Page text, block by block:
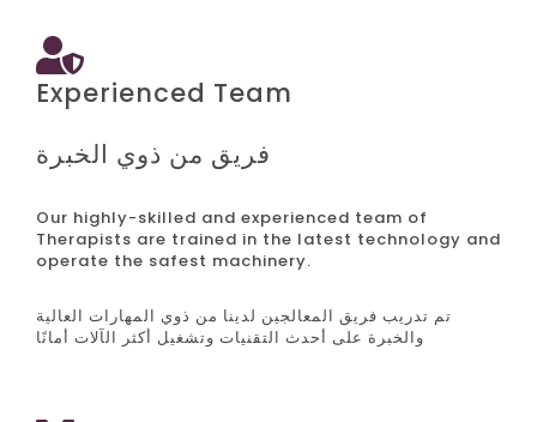
Experienced Team
فريق من ذوي الخبرة
Our highly-skilled and experienced team of
Therapists are trained in the latest technology and
operate the safest machinery.
تم تدريب فريق المعالجين لدينا من ذوي المهارات العالية
والخبرة على أحدث التقنيات وتشغيل أكثر الآلات أمانًا